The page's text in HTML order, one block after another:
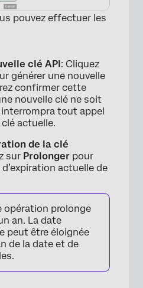
pouvez effectuer les
clé API : Cliquez
générer une nouvelle
confirmer cette
nouvelle clé ne soit
interrompra tout appel
clé actuelle.
de la clé
sur Prolonger pour
actuelle de
opération prolonge
an. La date
peut être éloignée
de la date et de